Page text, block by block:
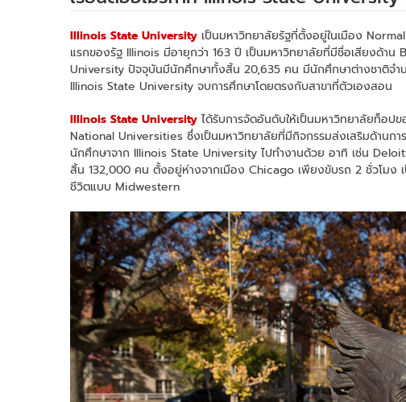
Illinois State University เป็นมหาวิทยาลัยรัฐที่ตั้งอยู่ในเมือง
แรกของรัฐ Illinois มีอายุกว่า 163 ปี เป็นมหาวิทยาลัยที่มีชื่อเสียงด้า
University ปัจจุบันมีนักศึกษาทั้งสิ้น 20,635 คน มีนักศึกษาต่างชาติจำ
Illinois State University จบการศึกษาโดยตรงกับสาขาที่ตัวเองสอน
Illinois State University ได้รับการจัดอันดับให้เป็นมหาวิทยาลัยท็อป
National Universities ซึ่งเป็นมหาวิทยาลัยที่มีกิจกรรมส่งเสริมด้านก
นักศึกษาจาก Illinois State University ไปทำงานด้วย อาทิ เช่น
สิ้น 132,000 คน ตั้งอยู่ห่างจากเมือง Chicago เพียงขับรถ 2 ชั่วโม
ชีวิตแบบ Midwestern